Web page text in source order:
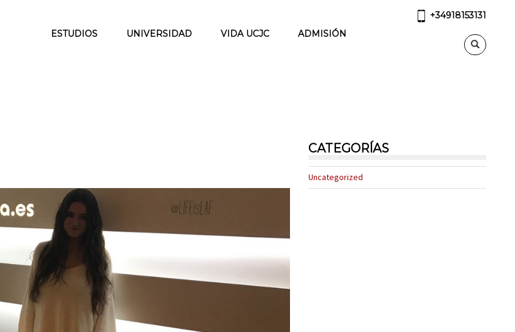
ESTUDIOS UNIVERSIDAD VIDA UCJC ADMISIÓN
+34918153131
CATEGORÍAS
Uncategorized